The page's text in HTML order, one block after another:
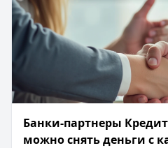
Банки-партнеры
можно снять деньги с